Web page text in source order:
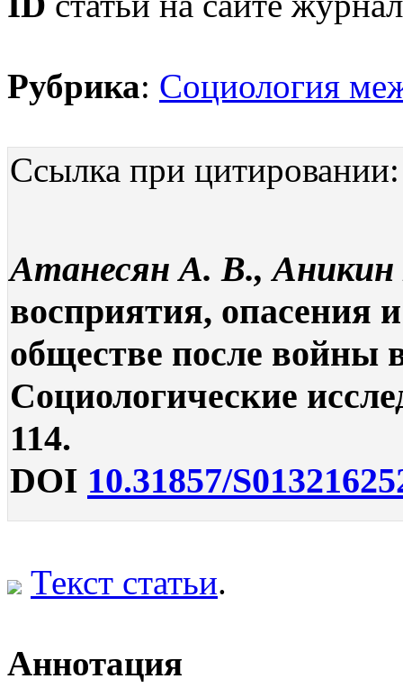
Рубрика: Социология
Ссылка при цитировании:
Атанесян А. В.,
восприятия, опасения
обществе после войны
Социологические
114.
DOI 10.31857/
Текст статьи.
Аннотация